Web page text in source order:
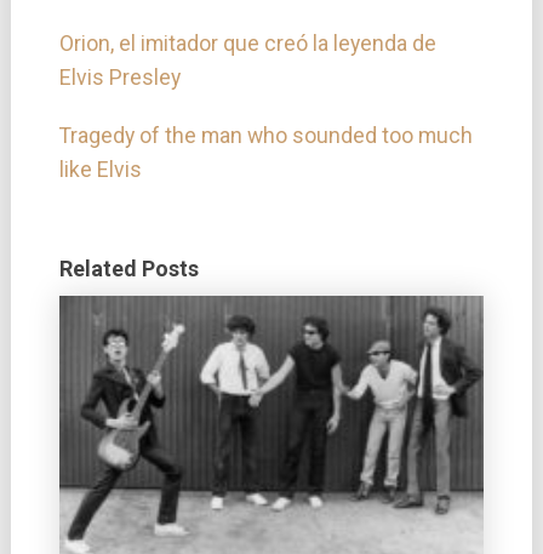
Orion, el imitador que creó la leyenda de
Elvis Presley
Tragedy of the man who sounded too much
like Elvis
Related Posts